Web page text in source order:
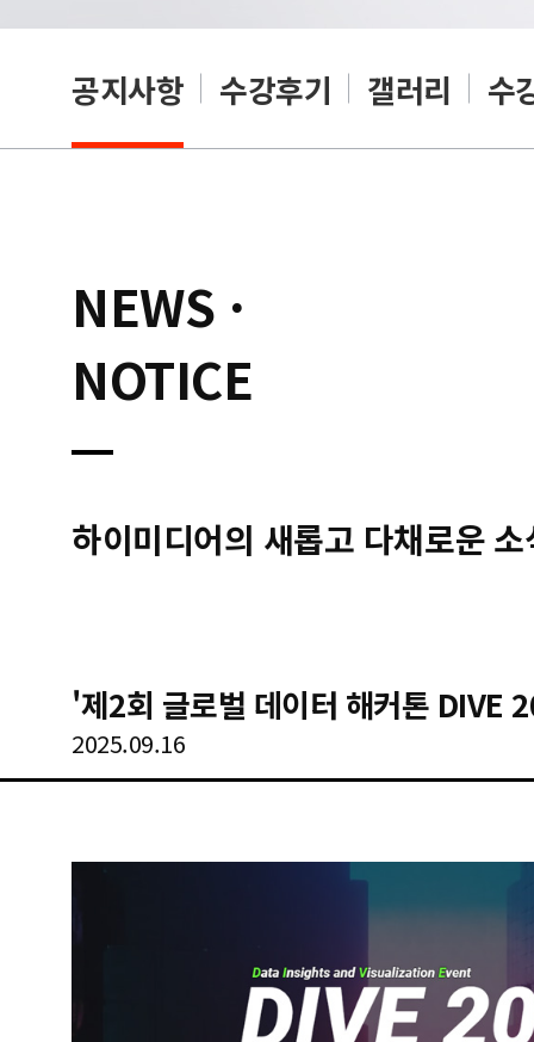
공지사항 수강후기 갤러리 수
NEWS ·
NOTICE
하이미디어의 새롭고 다채로운
'제2회 글로벌 데이터 해커톤 DIVE
2025.09.16